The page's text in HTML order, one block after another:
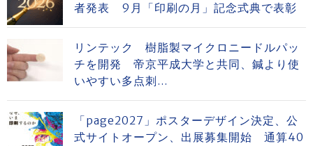
者発表 9月「印刷の月」記念式典で表彰
リンテック 樹脂製マイクロニードルパッ
チを開発 帝京平成大学と共同、鍼より使
いやすい多点刺...
「page2027」ポスターデザイン決定、公
式サイトオープン、出展募集開始 通算40